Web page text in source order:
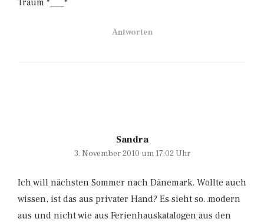
Traum *___*
Antworten
Sandra
3. November 2010 um 17:02 Uhr
Ich will nächsten Sommer nach Dänemark. Wollte auch
wissen, ist das aus privater Hand? Es sieht so..modern
aus und nicht wie aus Ferienhauskatalogen aus den